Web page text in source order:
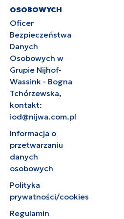
OSOBOWYCH
Oficer
Bezpieczeństwa
Danych
Osobowych w
Grupie Nijhof-
Wassink - Bogna
Tchórzewska,
kontakt:
iod@nijwa.com.pl
Informacja o
przetwarzaniu
danych
osobowych
Polityka
prywatności/cookies
Regulamin